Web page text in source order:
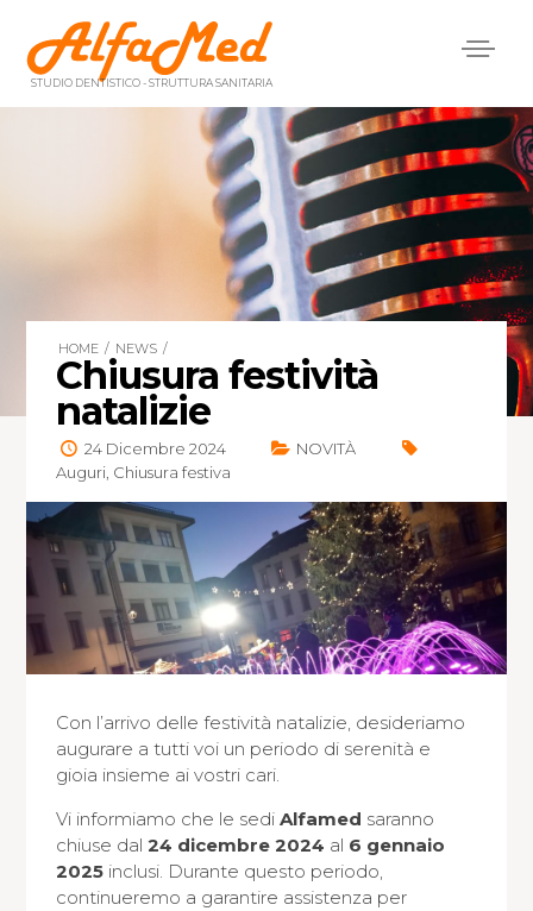
STUDIO DENTISTICO - STRUTTURA SANITARIA
principale
HOME / NEWS /
Chiusura festività
natalizie
24 Dicembre 2024
NOVITÀ
Auguri Chiusura festiva
Con l’arrivo delle festività natalizie, desideriamo
augurare a tutti voi un periodo di serenità e
gioia insieme ai vostri cari.
Vi informiamo che le sediAlfamed saranno
chiuse dal24 dicembre 2024 al 6 gennaio
2025 inclusi. Durante questo periodo,
continueremo a garantire assistenza per